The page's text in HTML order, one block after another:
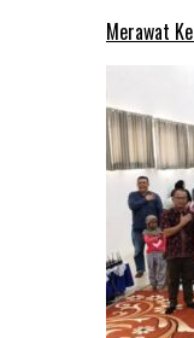
Merawat